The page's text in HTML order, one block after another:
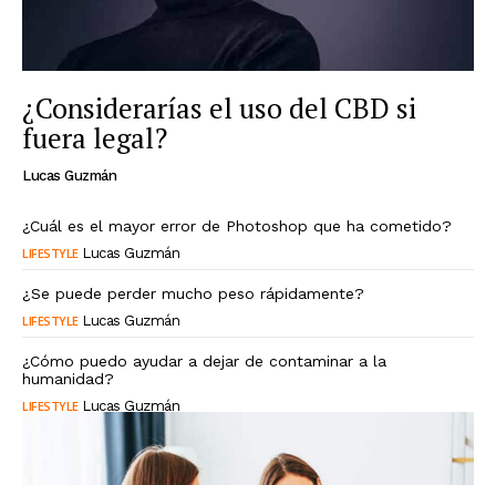
¿Considerarías el uso del CBD si
fuera legal?
Lucas Guzmán
¿Cuál es el mayor error de Photoshop que ha cometido?
LIFESTYLE Lucas Guzmán
¿Se puede perder mucho peso rápidamente?
LIFESTYLE Lucas Guzmán
¿Cómo puedo ayudar a dejar de contaminar a la
humanidad?
LIFESTYLE Lucas Guzmán